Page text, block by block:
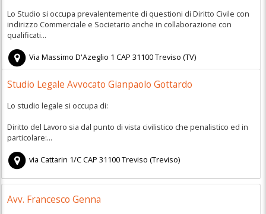
Lo Studio si occupa prevalentemente di questioni di Diritto Civile con
indirizzo Commerciale e Societario anche in collaborazione con
qualificati...
Via Massimo D'Azeglio 1 CAP31100Treviso (TV)
Studio Legale Avvocato Gianpaolo Gottardo
Lo studio legale si occupa di:
Diritto del Lavoro sia dal punto di vista civilistico che penalistico ed in
particolare:...
via Cattarin 1/CCAP31100Treviso (Treviso)
Avv. Francesco Genna